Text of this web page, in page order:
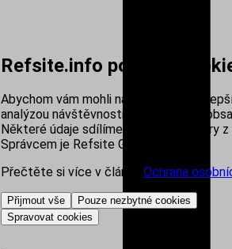
Refsite.info používá
Abychom vám mohli nabídnout co
analýzou návštěvnosti, personalizací
Některé údaje sdílíme s našimi partnery
Správcem je Refsite Group s.r.o.
Přečtěte si více v článku
Ochrana
Přijmout vše
Pouze nezbytné cookies
Spravovat cookies